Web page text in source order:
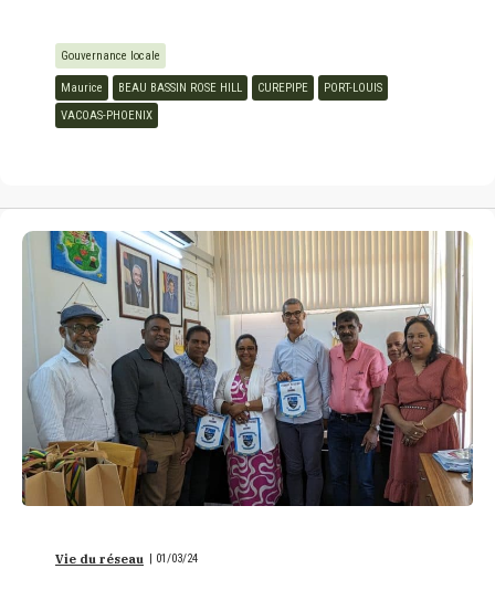
Gouvernance locale
Maurice BEAU BASSIN ROSE HILL CUREPIPE
PORT-LOUIS
VACOAS-PHOENIX
Vie du réseau 01/03/24